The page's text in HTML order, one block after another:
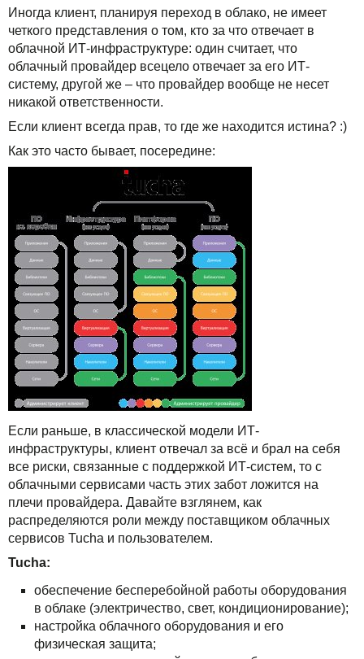
TuchaBackup
TuchaHosting
TuchaSync
Удаленный офис
Реселінг хостингу
Карьера
Контакты
Для бизнеса
Техподдержка
Инструкции
FAQ
Интервью
Авторская колонка
События
Праздники
Акции
Иногда клиент, планируя переход в облако, не имеет
четкого представления о том, кто за что отвечает в
облачной ИТ-инфраструктуре: один считает, что
облачный провайдер всецело отвечает за его ИТ-
систему, другой же – что провайдер вообще не несет
никакой ответственности.
Если клиент всегда прав, то где же находится истина? :)
Как это часто бывает, посередине:
Если раньше, в классической модели ИТ-
инфраструктуры, клиент отвечал за всё и брал на себя
все риски, связанные с поддержкой ИТ-систем, то с
облачными сервисами часть этих забот ложится на
плечи провайдера. Давайте взглянем, как
распределяются роли между поставщиком облачных
сервисов Tucha и пользователем.
Tucha:
обеспечение бесперебойной работы оборудования
в облаке (электричество, свет, кондиционирование);
настройка облачного оборудования и его
физическая защита;